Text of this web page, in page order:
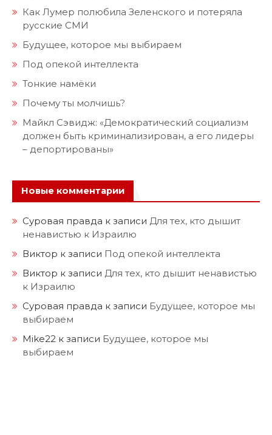
Как Лумер полюбила Зеленского и потеряла
русские СМИ
Будущее, которое мы выбираем
Под опекой интеллекта
Тонкие намёки
Почему ты молчишь?
Майкл Сэвидж: «Демократический социализм
должен быть криминализирован, а его лидеры
– депортированы»
Новые комментарии
Суровая правда к записи Для тех, кто дышит
ненавистью к Израилю
Виктор к записи Под опекой интеллекта
Виктор к записи Для тех, кто дышит ненавистью
к Израилю
Суровая правда к записи Будущее, которое мы
выбираем
Mike22 к записи Будущее, которое мы
выбираем